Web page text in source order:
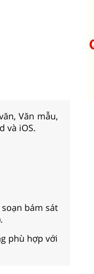
Văn mẫu,
và iOS.
bám sát
phù hợp với